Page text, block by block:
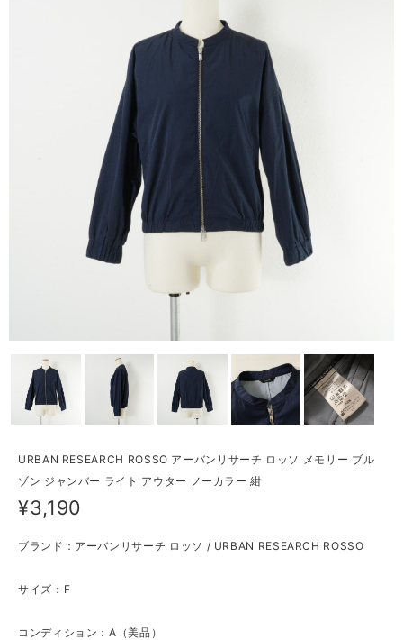
URBAN RESEARCH ROSSO アーバンリサーチ ロッソ メモリー ブル
ゾン ジャンバー ライト アウター ノーカラー 紺
¥3,190
ブランド：アーバンリサーチ ロッソ / URBAN RESEARCH ROSSO
サイズ：F
コンディション：A（美品）